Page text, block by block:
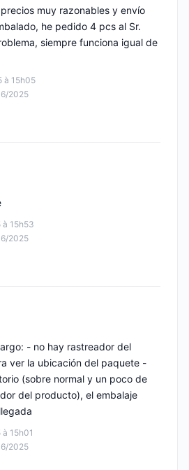
à 15h05
2025
muy razonables y envío
he pedido 4 pcs al Sr.
siempre funciona igual de
15h53
2025
15h01
2025
- no hay rastreador del
ver la ubicación del paquete -
(sobre normal y un poco de
del producto), el embalaje